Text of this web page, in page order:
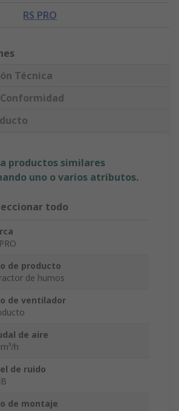
RS PRO
Técnica
productos similares
uno o varios atributos.
todo
de producto
de humos
de ventilador
de aire
h
de ruido
de montaje